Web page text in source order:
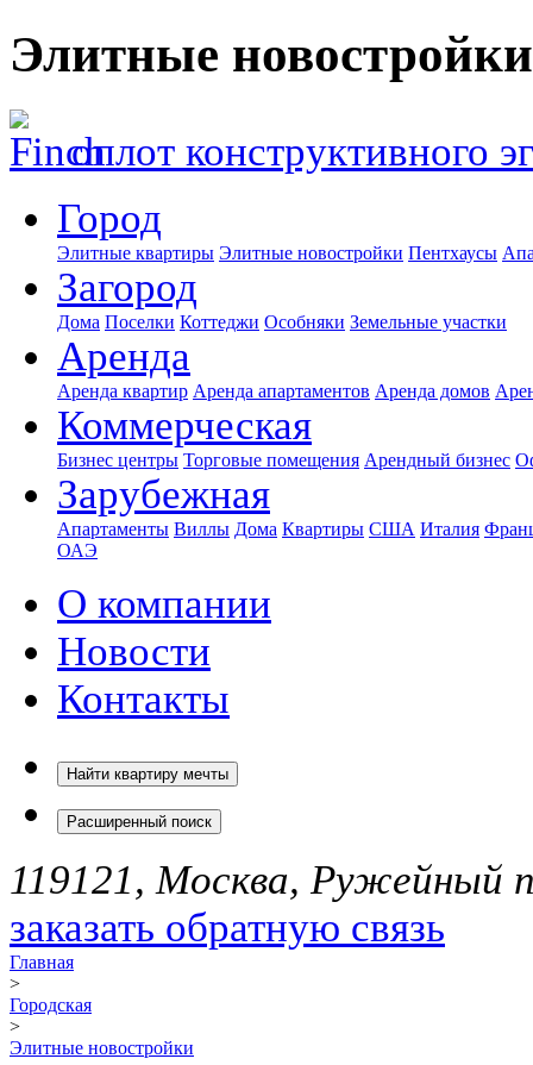
Элитные
оплот конструктивного
Город
Элитные квартиры Элитные новостройки Пентхаусы
Загород
Дома Поселки Коттеджи Особняки Земельные участки
Аренда
Аренда квартир Аренда апартаментов Аренда домов
Коммерческая
Бизнес центры Торговые помещения Арендный бизнес
Зарубежная
Апартаменты Виллы Дома Квартиры США Италия
ОАЭ
О компании
Новости
Контакты
Найти квартиру мечты
Расширенный поиск
119121, Москва, Ружейный
заказать обратную связь
Главная
>
Городская
>
Элитные новостройки